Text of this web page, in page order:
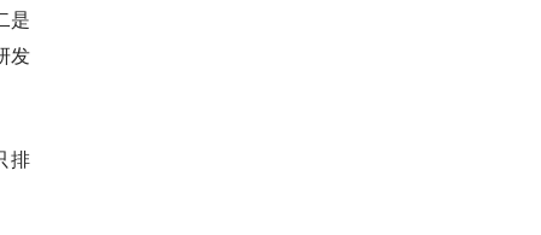
是
发
排